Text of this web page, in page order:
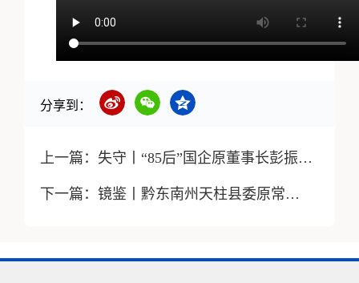
分享到：
上一篇： 失守丨“85后”国企原董事长彭振华——“盖不住”的贪欲
下一篇： 镜鉴丨黔东南州天柱县委原常委、县政府原常务副县长张佑清： “以权生钱”让我付出了沉痛代价